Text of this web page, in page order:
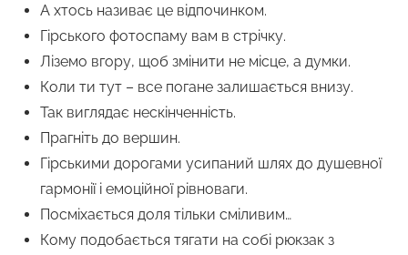
А хтось називає це відпочинком.
Гірського фотоспаму вам в стрічку.
Ліземо вгору, щоб змінити не місце, а думки.
Коли ти тут – все погане залишається внизу.
Так виглядає нескінченність.
Прагніть до вершин.
Гірськими дорогами усипаний шлях до душевної
гармонії і емоційної рівноваги.
Посміхається доля тільки сміливим…
Кому подобається тягати на собі рюкзак з